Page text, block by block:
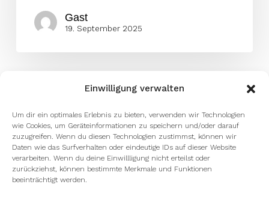
Einwilligung verwalten
Um dir ein optimales Erlebnis zu bieten, verwenden wir Technologien
wie Cookies, um Geräteinformationen zu speichern und/oder darauf
zuzugreifen. Wenn du diesen Technologien zustimmst, können wir
Daten wie das Surfverhalten oder eindeutige IDs auf dieser Website
verarbeiten. Wenn du deine Einwillligung nicht erteilst oder
zurückziehst, können bestimmte Merkmale und Funktionen
beeinträchtigt werden.
Gast
19. September 2025